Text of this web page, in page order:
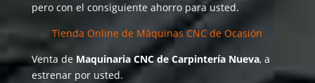
pero con el consiguiente ahorro para usted.
Tienda Online de Máquinas CNC de Ocasión
Venta de Maquinaria CNC de Carpintería Nueva, a
estrenar por usted.